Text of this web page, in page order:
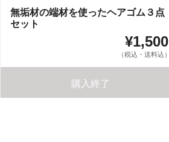
無垢材の端材を使ったヘアゴム３点
セット
¥1,500
（税込・送料込）
購入終了